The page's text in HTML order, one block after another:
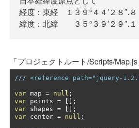
経度：東経 １３９°４４′２８″.８
緯度：北緯 ３５°３９′２９″.１
「プロジェクトルート/Scripts/
/// <reference path="jquery-
var map = null ;
var points =
[];
var shapes =
[];
var center = null ;